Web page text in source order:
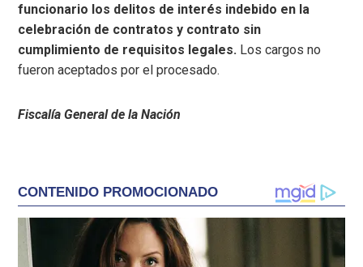
funcionario los delitos de interés indebido en la
celebración de contratos y contrato sin
cumplimiento de requisitos legales. Los cargos no
fueron aceptados por el procesado.
Fiscalía General de la Nación